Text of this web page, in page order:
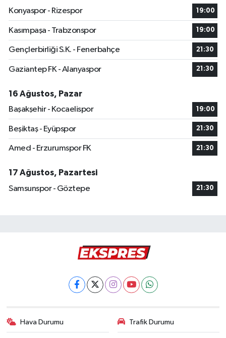
Konyaspor - Rizespor
19:00
Kasımpaşa - Trabzonspor 19:00
Gençlerbirliği S.K. - Fenerbahçe 21:30
Gaziantep FK - Alanyaspor 21:30
16 Ağustos, Pazar
Başakşehir - Kocaelispor
19:00
Beşiktaş - Eyüpspor 21:30
Amed - Erzurumspor FK 21:30
17 Ağustos, Pazartesi
Samsunspor - Göztepe
21:30
Hava Durumu Trafik Durumu